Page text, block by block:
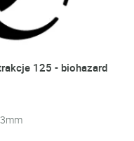
125 - biohazard